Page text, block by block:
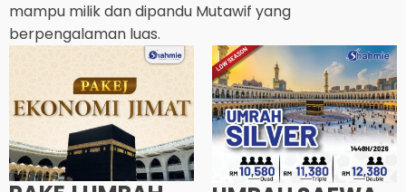
mampu milik dan dipandu Mutawif yang
berpengalaman luas.